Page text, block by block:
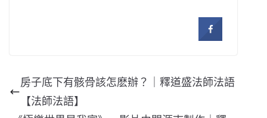
房子底下有骸骨該怎麽辦？｜釋道盛法師法語
【法師法語】